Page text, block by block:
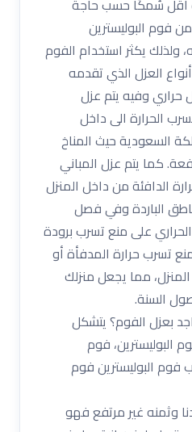
فوم البوليسترين
ولذلك يكثر استخدام الفوم
العزل الذي تقدمه
وفيه يتم عزل
الحرارة الى داخل
السعودية حيث المناخ
كما يتم عزل المباني
الدافئة من داخل المنزل
الباردة وفي فصل
على منع تسرب برودة
تسرب حرارة المدفأة أو
مما يجعل منزلك
السنة.
بعزل الفوم؟ يتشكل
البوليسترين، فوم
فوم البوليسترين فوم
وثمنه غير مرتفع فهو